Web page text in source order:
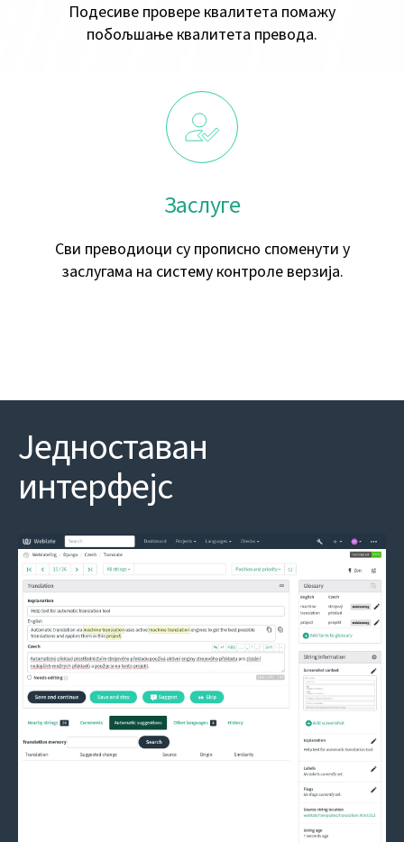
Подесиве провере квалитета помажу
побољшање квалитета превода.
Заслуге
Сви преводиоци су прописно споменути у
заслугама на систему контроле верзија.
Једноставан
интерфејс